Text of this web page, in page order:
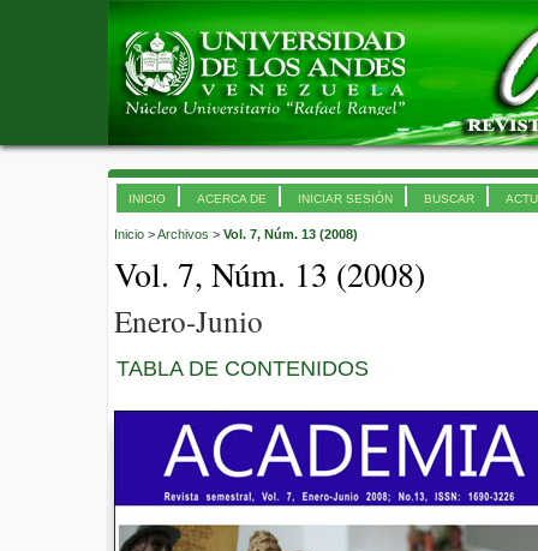
INICIO ACERCA DE INICIAR SESIÓN BUSCAR
Inicio >Archivos > Vol. 7, Núm. 13 (2008)
Vol. 7, Núm. 13 (2008)
Enero-Junio
TABLA DE CONTENIDOS